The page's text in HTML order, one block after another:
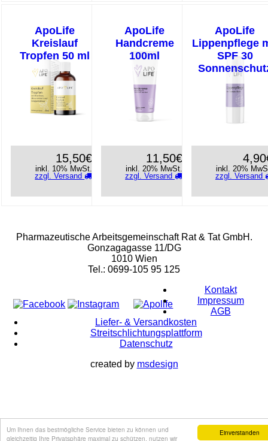
Einverstanden
Um Ihnen das bestmögliche Service bieten zu können und
gleichzeitig Ihre Privatsphäre maximal zu schützen, nutzen wir
ApoLife
Kreislauf
Tropfen 50 ml
15,50€
inkl. 10% MwSt.
zzgl. Versand
ApoLife
Handcreme
100ml
11,50€
inkl. 20% MwSt.
zzgl. Versand
ApoLife
Lippenpflege
SPF 30
inkl. 20%
zzgl. Versand
Pharmazeutische Arbeitsgemeinschaft Rat & Tat GmbH.
Gonzagagasse 11/DG
1010 Wien
Tel.: 0699-105 95 125
Kontakt
Impressum
AGB
Liefer- & Versandkosten
Streitschlichtungsplattform
Datenschutz
created by msdesign